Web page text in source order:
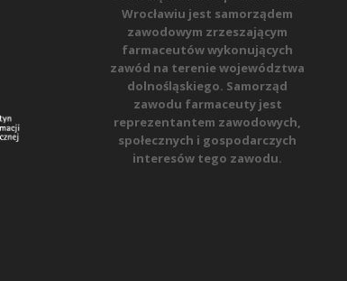
Wrocławiu jest samorządem
zawodowym zrzeszającym
farmaceutów wykonujących
zawód na terenie województwa
dolnośląskiego. Samorząd
zawodu farmaceuty jest
reprezentantem zawodowych,
społecznych i gospodarczych
interesów tego zawodu.